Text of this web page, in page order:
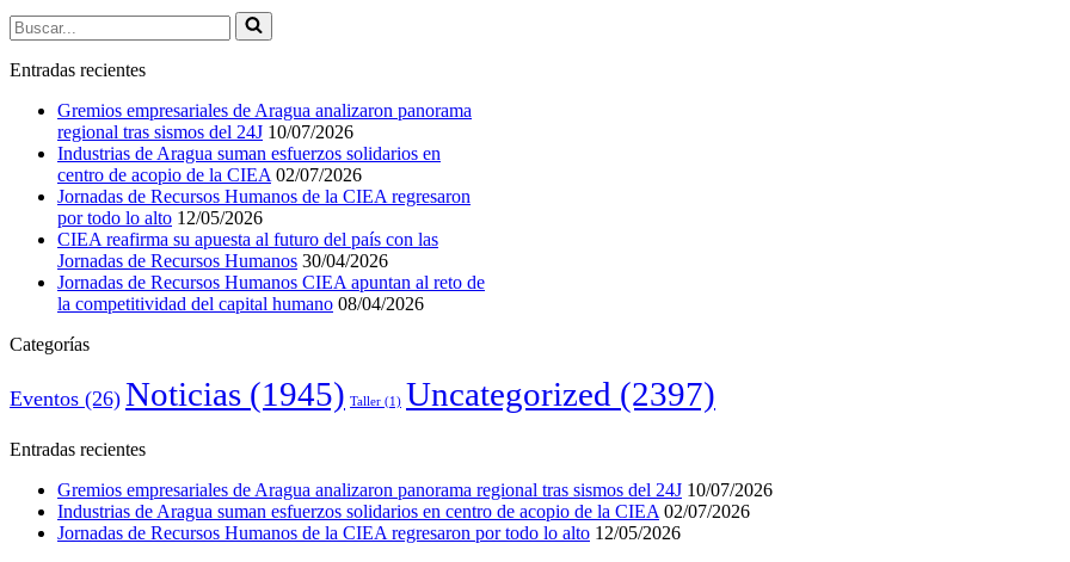
Buscar...
Entradas recientes
Gremios empresariales de Aragua analizaron panorama
regional tras sismos del 24J 10/07/2026
Industrias de Aragua suman esfuerzos solidarios en
centro de acopio de la CIEA 02/07/2026
Jornadas de Recursos Humanos de la CIEA regresaron
por todo lo alto 12/05/2026
CIEA reafirma su apuesta al futuro del país con las
Jornadas de Recursos Humanos 30/04/2026
Jornadas de Recursos Humanos CIEA apuntan al reto de
la competitividad del capital humano 08/04/2026
Categorías
Eventos (26) Noticias (1945) Taller (1) Uncategorized (2397)
Entradas recientes
Gremios empresariales de Aragua analizaron panorama regional tras sismos del 24J 10/07/2026
Industrias de Aragua suman esfuerzos solidarios en centro de acopio de la CIEA 02/07/2026
Jornadas de Recursos Humanos de la CIEA regresaron por todo lo alto 12/05/2026